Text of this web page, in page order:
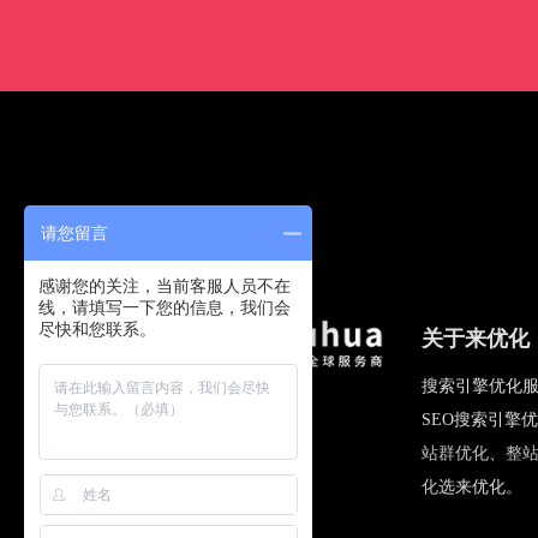
关于来优化
搜索引擎优化
SEO搜索引擎
站群优化、 整
化选来优化。
请您留言
感谢您的关注，当前客服人员不在
线，请填写一下您的信息，我们会
尽快和您联系。